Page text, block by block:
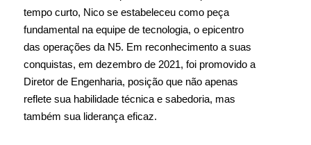
tempo curto, Nico se estabeleceu como peça
fundamental na equipe de tecnologia, o epicentro
das operações da N5. Em reconhecimento a suas
conquistas, em dezembro de 2021, foi promovido a
Diretor de Engenharia, posição que não apenas
reflete sua habilidade técnica e sabedoria, mas
também sua liderança eficaz.